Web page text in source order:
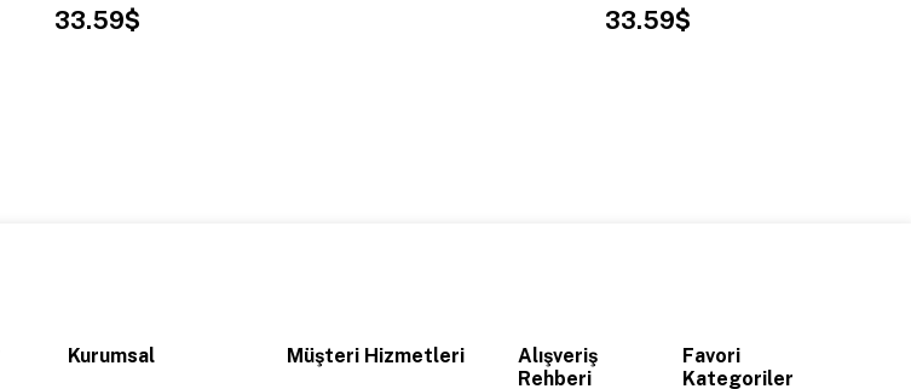
33.59$ 33.59$
Kurumsal Müşteri Hizmetleri
Alışveriş
Rehberi
Favori
Kategoriler